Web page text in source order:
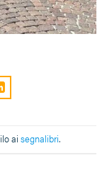
ai segnalibri.